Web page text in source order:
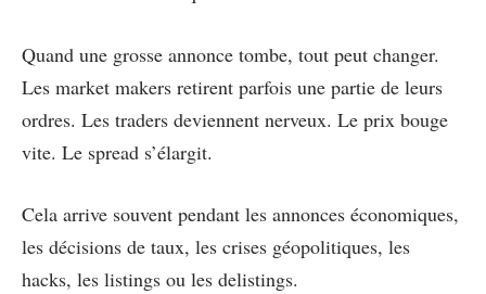
Quand une grosse annonce tombe, tout peut changer.
Les market makers retirent parfois une partie de leurs
ordres. Les traders deviennent nerveux. Le prix bouge
vite. Le spread s’élargit.
Cela arrive souvent pendant les annonces économiques,
les décisions de taux, les crises géopolitiques, les
hacks, les listings ou les delistings.